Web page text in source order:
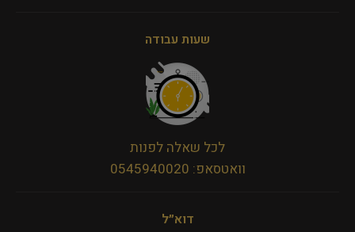
שעות עבודה
לכל שאלה לפנות
וואטסאפ: 0545940020
דוא״ל